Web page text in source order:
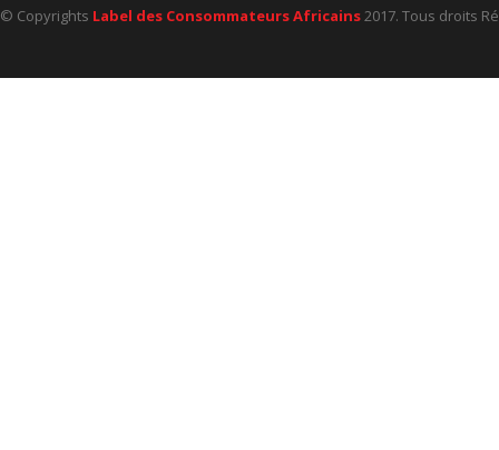
© Copyrights Label des Consommateurs Africains2017. Tous droits